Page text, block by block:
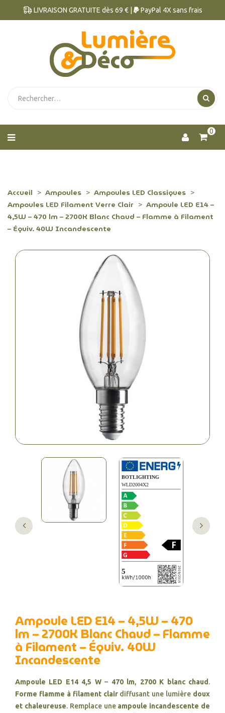
LIVRAISON GRATUITE dès 69 € | PayPal 4X sans frais
0
Accueil Ampoules
Ampoules LED Classiques
Ampoules LED Filament Verre Clair
Ampoule LED E14 –
4,5W – 470 lm – 2700K Blanc Chaud – Flamme à Filament
– Équiv. 40W Incandescente
Ampoule LED E14 – 4,5W – 470
lm – 2700K Blanc Chaud – Flamme
à Filament – Équiv. 40W
Incandescente
Ampoule LED E14 4,5 W– 470 lm, 2700 K blanc chaud .
Forme flamme à filament clairdiffusant une lumière doux
et chaleureuse. Remplace une ampoule incandescente de